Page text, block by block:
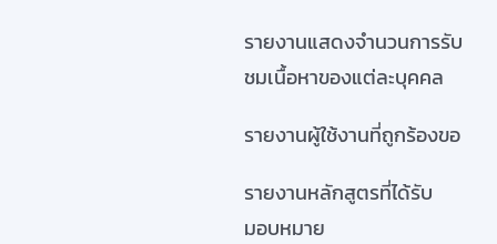
รายงานแสดงจำนวนการรับ
ชมเนื้อหาของแต่ละบุคคล
รายงานผู้ใช้งานที่ถูกร้องขอ
รายงานหลักสูตรที่ได้รับ
มอบหมาย